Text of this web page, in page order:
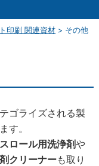
その他
印刷 関連資材 >
ゴライズされる製
す。
ロール用洗浄剤や
クリーナーも取り